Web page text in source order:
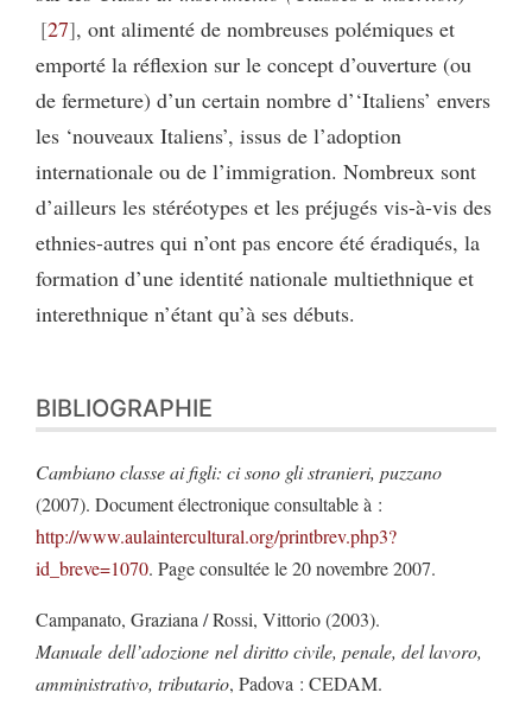
27 , ont alimenté de nombreuses polémiques et
emporté la réflexion sur le concept d’ouverture (ou
de fermeture) d’un certain nombre d’‘Italiens’ envers
les ‘nouveaux Italiens’, issus de l’adoption
internationale ou de l’immigration. Nombreux sont
d’ailleurs les stéréotypes et les préjugés vis-à-vis des
ethnies-autres qui n’ont pas encore été éradiqués, la
formation d’une identité nationale multiethnique et
interethnique n’étant qu’à ses débuts.
BIBLIOGRAPHIE
Cambiano classe ai figli: ci sono gli stranieri, puzzano
(2007). Document électronique consultable à :
http://www.aulaintercultural.org/printbrev.php3?
id_breve=1070. Page consultée le 20 novembre 2007.
Campanato, Graziana / Rossi, Vittorio (2003).
Manuale dell’adozione nel dirittocivile, penale, del lavoro,
amministrativo, tributario, Padova : CEDAM.